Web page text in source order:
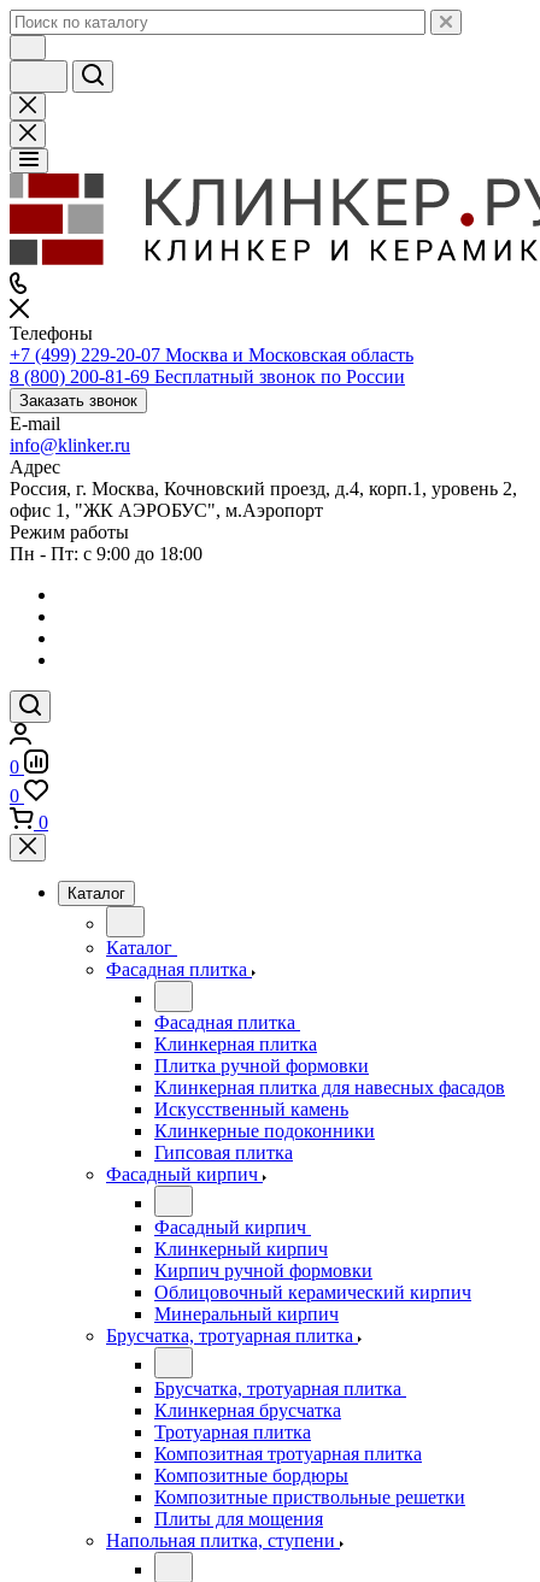
Телефоны
+7 (499) 229-20-07 Москва и Московская область
8 (800) 200-81-69 Бесплатный звонок по России
Заказать звонок
E-mail
info@klinker.ru
Адрес
Россия, г. Москва, Кочновский проезд, д.4, корп.1, уровень 2,
офис 1, "ЖК АЭРОБУС", м.Аэропорт
Режим работы
Пн - Пт: с 9:00 до 18:00
0
0
0
Каталог
Каталог
Фасадная плитка
Фасадная плитка
Клинкерная плитка
Плитка ручной формовки
Клинкерная плитка для навесных фасадов
Искусственный камень
Клинкерные подоконники
Гипсовая плитка
Фасадный кирпич
Фасадный кирпич
Клинкерный кирпич
Кирпич ручной формовки
Облицовочный керамический кирпич
Минеральный кирпич
Брусчатка, тротуарная плитка
Брусчатка, тротуарная плитка
Клинкерная брусчатка
Тротуарная плитка
Композитная тротуарная плитка
Композитные бордюры
Композитные приствольные решетки
Плиты для мощения
Напольная плитка, ступени